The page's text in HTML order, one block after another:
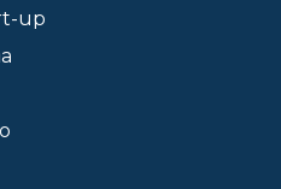
up